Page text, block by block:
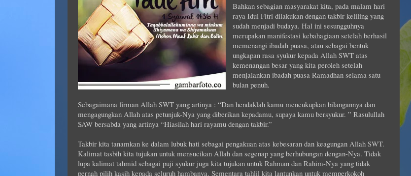
Bahkan sebagian masyarakat kita, pada malam hari
raya Idul Fitri dilakukan dengan takbir keliling yang
sudah menjadi budaya. Hal ini sesungguhnya
merupakan manifestasi kebahagiaan setelah berhasil
memenangi ibadah puasa, atau sebagai bentuk
ungkapan rasa syukur kepada Allah SWT atas
kemenangan besar yang kita peroleh setelah
menjalankan ibadah puasa Ramadhan selama satu
bulan penuh.
Sebagaimana firman Allah SWT yang artinya : “Dan hendaklah kamu mencukupkan bilangannya dan
mengagungkan Allah atas petunjuk-Nya yang diberikan kepadamu, supaya kamu bersyukur. ” Rasulullah
SAW bersabda yang artinya “Hiasilah hari rayamu dengan takbir.”
Takbir kita tanamkan ke dalam lubuk hati sebagai pengakuan atas kebesaran dan keagungan Allah SWT.
Kalimat tasbih kita tujukan untuk mensucikan Allah dan segenap yang berhubungan dengan-Nya. Tidak
lupa kalimat tahmid sebagai puji syukur juga kita tujukan untuk Rahman dan Rahim-Nya yang tidak
pernah pilih kasih kepada seluruh hambanya. Sementara tahlil kita lantunkan untuk memperkokoh